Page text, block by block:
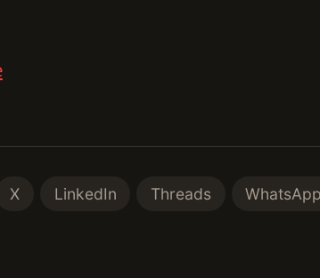
X LinkedIn Threads WhatsApp